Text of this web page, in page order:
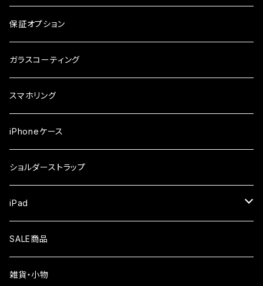
ケース
ガラスフィルム
arrows
ガラスフィルム
シンプルスマホ
ガラスフィルム
らくらくスマホ
ガラスフィルム
OPPO
ガラスフィルム
Xiaomi
ガラスフィルム
iPhone
iPhone17e
iPhone17ProMax
iPhone16
Android
保証オプション
ガラスコーティング
スマホリング
iPhoneケース
ショルダーストラップ
iPad
液晶フィルム
SALE商品
雑貨・小物